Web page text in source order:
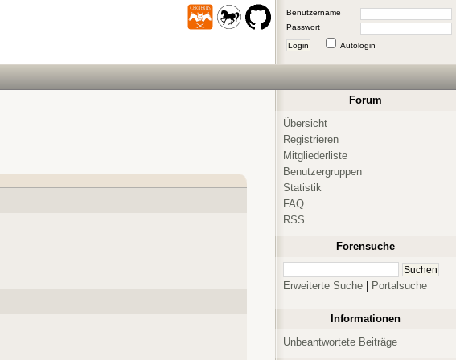
Benutzername
Passwort
Login Autologin
Forum
Übersicht
Registrieren
Mitgliederliste
Benutzergruppen
Statistik
FAQ
RSS
Forensuche
Erweiterte Suche Portalsuche
Informationen
Unbeantwortete Beiträge